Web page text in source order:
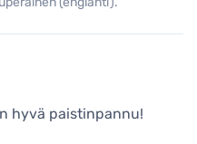
hyvä paistinpannu!